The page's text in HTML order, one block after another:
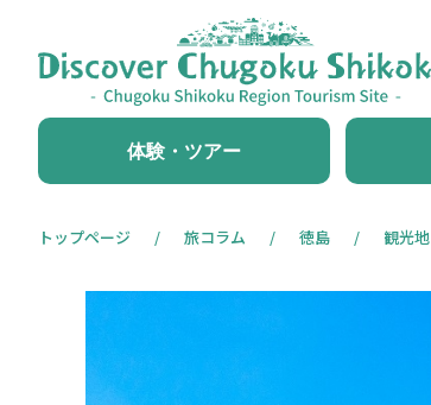
体験・ツアー
トップページ 旅コラム 徳島 観光地